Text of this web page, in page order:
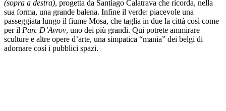
(sopra a destra), progetta da Santiago Calatrava che ricorda, nella
sua forma, una grande balena. Infine il verde: piacevole una
passeggiata lungo il fiume Mosa, che taglia in due la città così come
per il Parc D’Avrov, uno dei più grandi. Qui potrete ammirare
sculture e altre opere d’arte, una simpatica “mania” dei belgi di
adornare così i pubblici spazi.